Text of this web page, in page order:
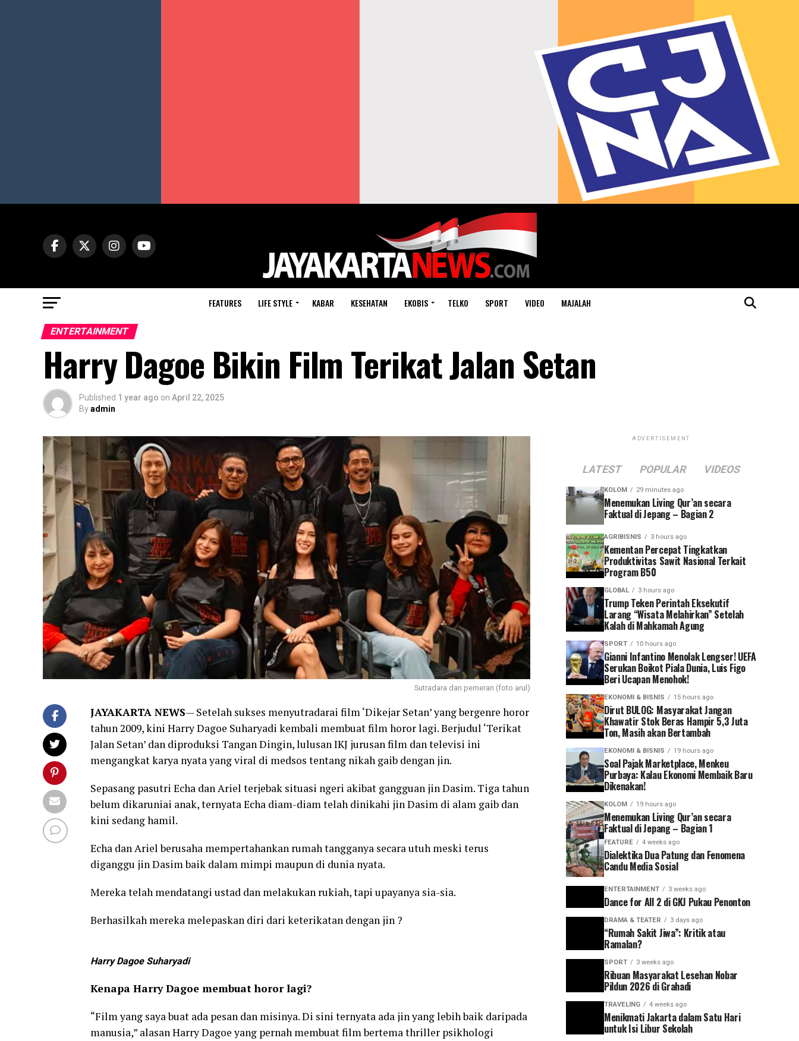
FEATURES LIFE STYLE KABAR KESEHATAN EKOBIS TELKO SPORT VIDEO MAJALAH
ENTERTAINMENT
Harry Dagoe Bikin Film Terikat Jalan Setan
Published 1 year ago on April 22, 2025
Byadmin
Sutradara dan pemeran (foto arul)
JAYAKARTA NEWS— Setelah sukses menyutradarai film ‘Dikejar Setan’ yang bergenre horor
tahun 2009, kini Harry Dagoe Suharyadi kembali membuat film horor lagi. Berjudul ‘Terikat
Jalan Setan’ dan diproduksi Tangan Dingin, lulusan IKJ jurusan film dan televisi ini
mengangkat karya nyata yang viral di medsos tentang nikah gaib dengan jin.
Sepasang pasutri Echa dan Ariel terjebak situasi ngeri akibat gangguan jin Dasim. Tiga tahun
belum dikaruniai anak, ternyata Echa diam-diam telah dinikahi jin Dasim di alam gaib dan
kini sedang hamil.
Echa dan Ariel berusaha mempertahankan rumah tangganya secara utuh meski terus
diganggu jin Dasim baik dalam mimpi maupun di dunia nyata.
Mereka telah mendatangi ustad dan melakukan rukiah, tapi upayanya sia-sia.
Berhasilkah mereka melepaskan diri dari keterikatan dengan jin ?
Harry Dagoe Suharyadi
Kenapa Harry Dagoe membuat horor lagi?
“Film yang saya buat ada pesan dan misinya. Di sini ternyata ada jin yang lebih baik daripada
manusia,” alasan Harry Dagoe yang pernah membuat film bertema thriller psikhologi
ADVERTISEMENT
LATEST POPULAR VIDEOS
KOLOM 29 minutes ago
Menemukan Living Qur’an secara
Faktual di Jepang – Bagian 2
AGRIBISNIS 3 hours ago
Kementan Percepat Tingkatkan
Produktivitas Sawit Nasional Terkait
Program B50
GLOBAL 3 hours ago
Trump Teken Perintah Eksekutif
Larang “Wisata Melahirkan” Setelah
Kalah di Mahkamah Agung
SPORT 10 hours ago
Gianni Infantino Menolak Lengser! UEFA
Serukan Boikot Piala Dunia, Luis Figo
Beri Ucapan Menohok!
EKONOMI & BISNIS 15 hours ago
Dirut BULOG: Masyarakat Jangan
Khawatir Stok Beras Hampir 5,3 Juta
Ton, Masih akan Bertambah
EKONOMI & BISNIS 19 hours ago
Soal Pajak Marketplace, Menkeu
Purbaya: Kalau Ekonomi Membaik Baru
Dikenakan!
KOLOM 19 hours ago
Menemukan Living Qur’an secara
Faktual di Jepang – Bagian 1
FEATURE 4 weeks ago
Dialektika Dua Patung dan Fenomena
Candu Media Sosial
ENTERTAINMENT 3 weeks ago
Dance for All 2 di GKJ Pukau Penonton
DRAMA & TEATER 3 days ago
“Rumah Sakit Jiwa”: Kritik atau
Ramalan?
SPORT 3 weeks ago
Ribuan Masyarakat Lesehan Nobar
Pildun 2026 di Grahadi
TRAVELING 4 weeks ago
Menikmati Jakarta dalam Satu Hari
untuk Isi Libur Sekolah